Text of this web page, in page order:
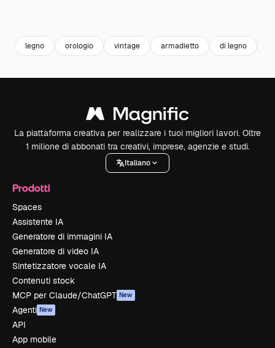
legno orologio vintage armadietto di legno
La piattaforma creativa per realizzare i tuoi migliori lavori. Oltre
1 milione di abbonati tra creativi, imprese, agenzie e studi.
Italiano
Prodotti
Spaces
Assistente IA
Generatore di immagini IA
Generatore di video IA
Sintetizzatore vocale IA
Contenuti stock
MCP per Claude/ChatGPT New
Agenti New
API
App mobile